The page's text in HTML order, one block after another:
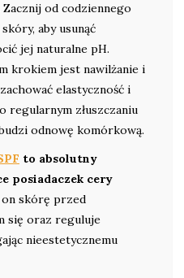
od codziennego
aby usunąć
jej naturalne pH.
krokiem jest nawilżanie i
elastyczność i
regularnym złuszczaniu
odnowę komórkową.
to absolutny
posiadaczek cery
skórę przed
się oraz reguluje
nieestetycznemu